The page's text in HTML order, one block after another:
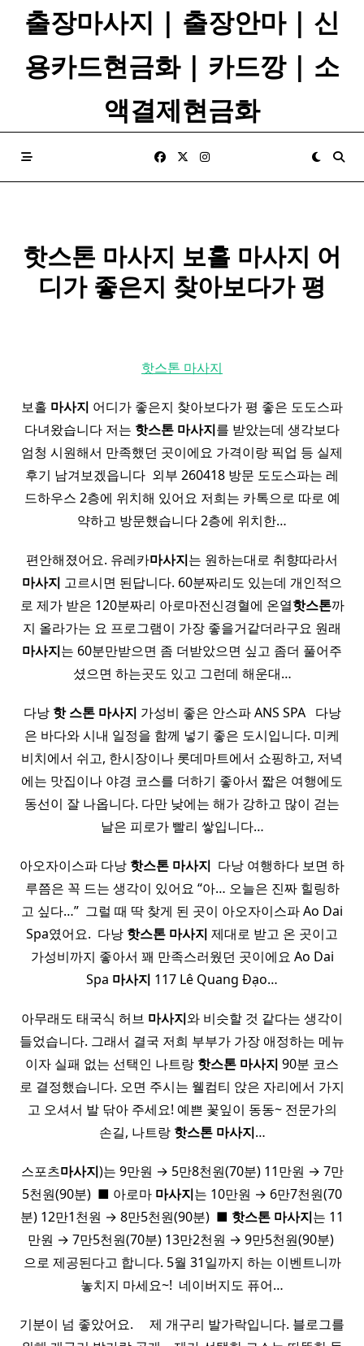
출장마사지 | 출장안마 | 신
용카드현금화 | 카드깡 | 소
액결제현금화
핫스톤 마사지 보홀 마사지 어
디가 좋은지 찾아보다가 평
핫스톤 마사지
보홀 마사지 어디가 좋은지 찾아보다가 평 좋은 도도스파
다녀왔습니다 저는 핫스톤 마사지를 받았는데 생각보다
엄청 시원해서 만족했던 곳이에요 가격이랑 픽업 등 실제
후기 남겨보겠읍니다 ​ 외부 260418 방문 도도스파는 레
드하우스 2층에 위치해 있어요 저희는 카톡으로 따로 예
약하고 방문했습니다 2층에 위치한…
편안해졌어요. 유레카마사지는 원하는대로 취향따라서
마사지 고르시면 된답니다. 60분짜리도 있는데 개인적으
로 제가 받은 120분짜리 아로마전신경혈에 온열핫스톤까
지 올라가는 요 프로그램이 가장 좋을거같더라구요 원래
마사지는 60분만받으면 좀 더받았으면 싶고 좀더 풀어주
셨으면 하는곳도 있고 그런데 해운대…
다낭 핫 스톤 마사지 가성비 좋은 안스파 ANS SPA ​ ​ 다낭
은 바다와 시내 일정을 함께 넣기 좋은 도시입니다. 미케
비치에서 쉬고, 한시장이나 롯데마트에서 쇼핑하고, 저녁
에는 맛집이나 야경 코스를 더하기 좋아서 짧은 여행에도
동선이 잘 나옵니다. 다만 낮에는 해가 강하고 많이 걷는
날은 피로가 빨리 쌓입니다…
아오자이스파 다낭 핫스톤 마사지 ​ 다낭 여행하다 보면 하
루쯤은 꼭 드는 생각이 있어요 “아… 오늘은 진짜 힐링하
고 싶다…” ​ 그럴 때 딱 찾게 된 곳이 아오자이스파 Ao Dai
Spa였어요. ​ 다낭 핫스톤 마사지 제대로 받고 온 곳이고
가성비까지 좋아서 꽤 만족스러웠던 곳이에요 Ao Dai
Spa 마사지 117 Lê Quang Đạo…
아무래도 태국식 허브 마사지와 비슷할 것 같다는 생각이
들었습니다. 그래서 결국 저희 부부가 가장 애정하는 메뉴
이자 실패 없는 선택인 나트랑 핫스톤 마사지 90분 코스
로 결정했습니다. 오면 주시는 웰컴티 앉은 자리에서 가지
고 오셔서 발 닦아 주세요! 예쁜 꽃잎이 동동~ 전문가의
손길, 나트랑 핫스톤 마사지…
스포츠마사지)는 9만원 → 5만8천원(70분) 11만원 → 7만
5천원(90분) ​ ■ 아로마 마사지는 10만원 → 6만7천원(70
분) 12만1천원 → 8만5천원(90분) ​ ■ 핫스톤 마사지는 11
만원 → 7만5천원(70분) 13만2천원 → 9만5천원(90분) ​
으로 제공된다고 합니다. 5월 31일까지 하는 이벤트니까
놓치지 마세요~! ​ 네이버지도 퓨어…
기분이 넘 좋았어요. ​ ​ ​ ​ 제 개구리 발가락입니다. 블로그를